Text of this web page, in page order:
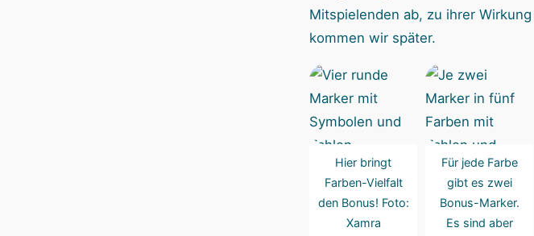
Mitspielenden ab, zu ihrer Wirkung
kommen wir später.
Hier bringt
Farben-Vielfalt
den Bonus! Foto:
Xamra
Für jede Farbe
gibt es zwei
Bonus-Marker.
Es sind aber